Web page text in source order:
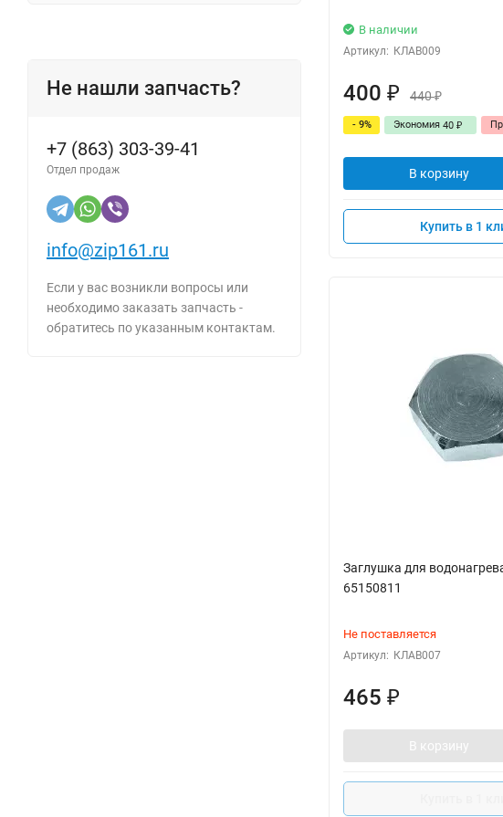
Не нашли запчасть?
+7 (863) 303-39-41
Отдел продаж
info@zip161.ru
Если у вас возникли вопросы или
необходимо заказать запчасть -
обратитесь по указанным контактам.
В наличии
Артикул: КЛАВ009
400 ₽ 440₽
- 9% Экономия 40 ₽
В корзину
Купить в 1
Заглушка для
65150811
Не поставляется
Артикул: КЛАВ007
465 ₽
В корзину